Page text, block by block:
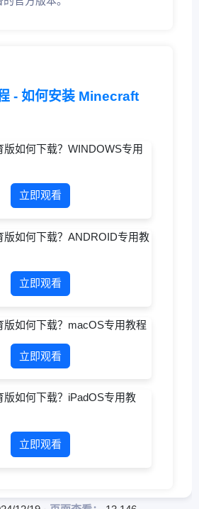
- 如何安装 Minecraft
立即观看
立即观看
立即观看
立即观看